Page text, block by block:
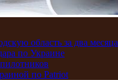
область за два месяца
по Украине
по Patriot